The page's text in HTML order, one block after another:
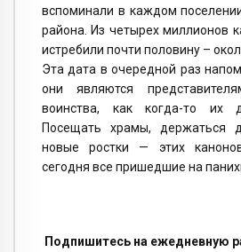
вспоминали в каждом
района. Из четырех миллионов
истребили почти половину –
Эта дата в очередной раз
они являются
воинства, как когда-то их
Посещать храмы, держаться
новые ростки — этих
сегодня все пришедшие на
Подпишитесь на ежедневную